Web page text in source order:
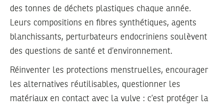
des tonnes de déchets plastiques chaque année.
Leurs compositions en fibres synthétiques, agents
blanchissants, perturbateurs endocriniens soulèvent
des questions de santé et d’environnement.
Réinventer les protections menstruelles, encourager
les alternatives réutilisables, questionner les
matériaux en contact avec la vulve : c’est protéger la